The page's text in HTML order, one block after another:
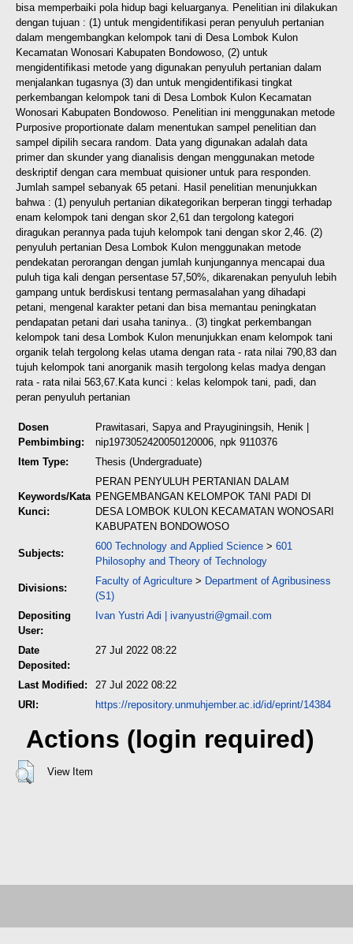
bisa memperbaiki pola hidup bagi keluarganya. Penelitian ini dilakukan
dengan tujuan : (1) untuk mengidentifikasi peran penyuluh pertanian
dalam mengembangkan kelompok tani di Desa Lombok Kulon
Kecamatan Wonosari Kabupaten Bondowoso, (2) untuk
mengidentifikasi metode yang digunakan penyuluh pertanian dalam
menjalankan tugasnya (3) dan untuk mengidentifikasi tingkat
perkembangan kelompok tani di Desa Lombok Kulon Kecamatan
Wonosari Kabupaten Bondowoso. Penelitian ini menggunakan metode
Purposive proportionate dalam menentukan sampel penelitian dan
sampel dipilih secara random. Data yang digunakan adalah data
primer dan skunder yang dianalisis dengan menggunakan metode
deskriptif dengan cara membuat quisioner untuk para responden.
Jumlah sampel sebanyak 65 petani. Hasil penelitian menunjukkan
bahwa : (1) penyuluh pertanian dikategorikan berperan tinggi terhadap
enam kelompok tani dengan skor 2,61 dan tergolong kategori
diragukan perannya pada tujuh kelompok tani dengan skor 2,46. (2)
penyuluh pertanian Desa Lombok Kulon menggunakan metode
pendekatan perorangan dengan jumlah kunjungannya mencapai dua
puluh tiga kali dengan persentase 57,50%, dikarenakan penyuluh lebih
gampang untuk berdiskusi tentang permasalahan yang dihadapi
petani, mengenal karakter petani dan bisa memantau peningkatan
pendapatan petani dari usaha taninya.. (3) tingkat perkembangan
kelompok tani desa Lombok Kulon menunjukkan enam kelompok tani
organik telah tergolong kelas utama dengan rata - rata nilai 790,83 dan
tujuh kelompok tani anorganik masih tergolong kelas madya dengan
rata - rata nilai 563,67. Kata kunci : kelas kelompok tani, padi, dan
peran penyuluh pertanian
Dosen
Pembimbing:
Prawitasari, Sapya and Prayuginingsih, Henik |
nip1973052420050120006, npk 9110376
Item Type:
Thesis (Undergraduate)
Keywords/Kata
Kunci:
PERAN PENYULUH PERTANIAN DALAM
PENGEMBANGAN KELOMPOK TANI PADI DI
DESA LOMBOK KULON KECAMATAN WONOSARI
KABUPATEN BONDOWOSO
Subjects:
600 Technology and Applied Science > 601
Philosophy and Theory of Technology
Divisions:
Faculty of Agriculture > Department of Agribusiness
(S1)
Depositing
User:
Ivan Yustri Adi | ivanyustri@gmail.com
Date
Deposited:
27 Jul 2022 08:22
Last Modified:
27 Jul 2022 08:22
URI:
https://repository.unmuhjember.ac.id/id/eprint/14384
Actions (login required)
View Item